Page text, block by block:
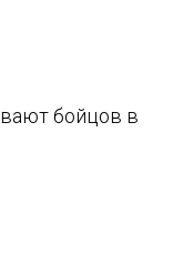
бойцов в